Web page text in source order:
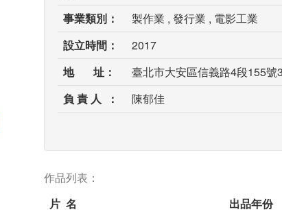
事業類別：
製作業 , 發行業 , 電影工業
設立時間：
2017
地 址：
臺北市大安區信義路4段155號
負 責 人 ：
陳郁佳
作品列表：
片 名
出品年份